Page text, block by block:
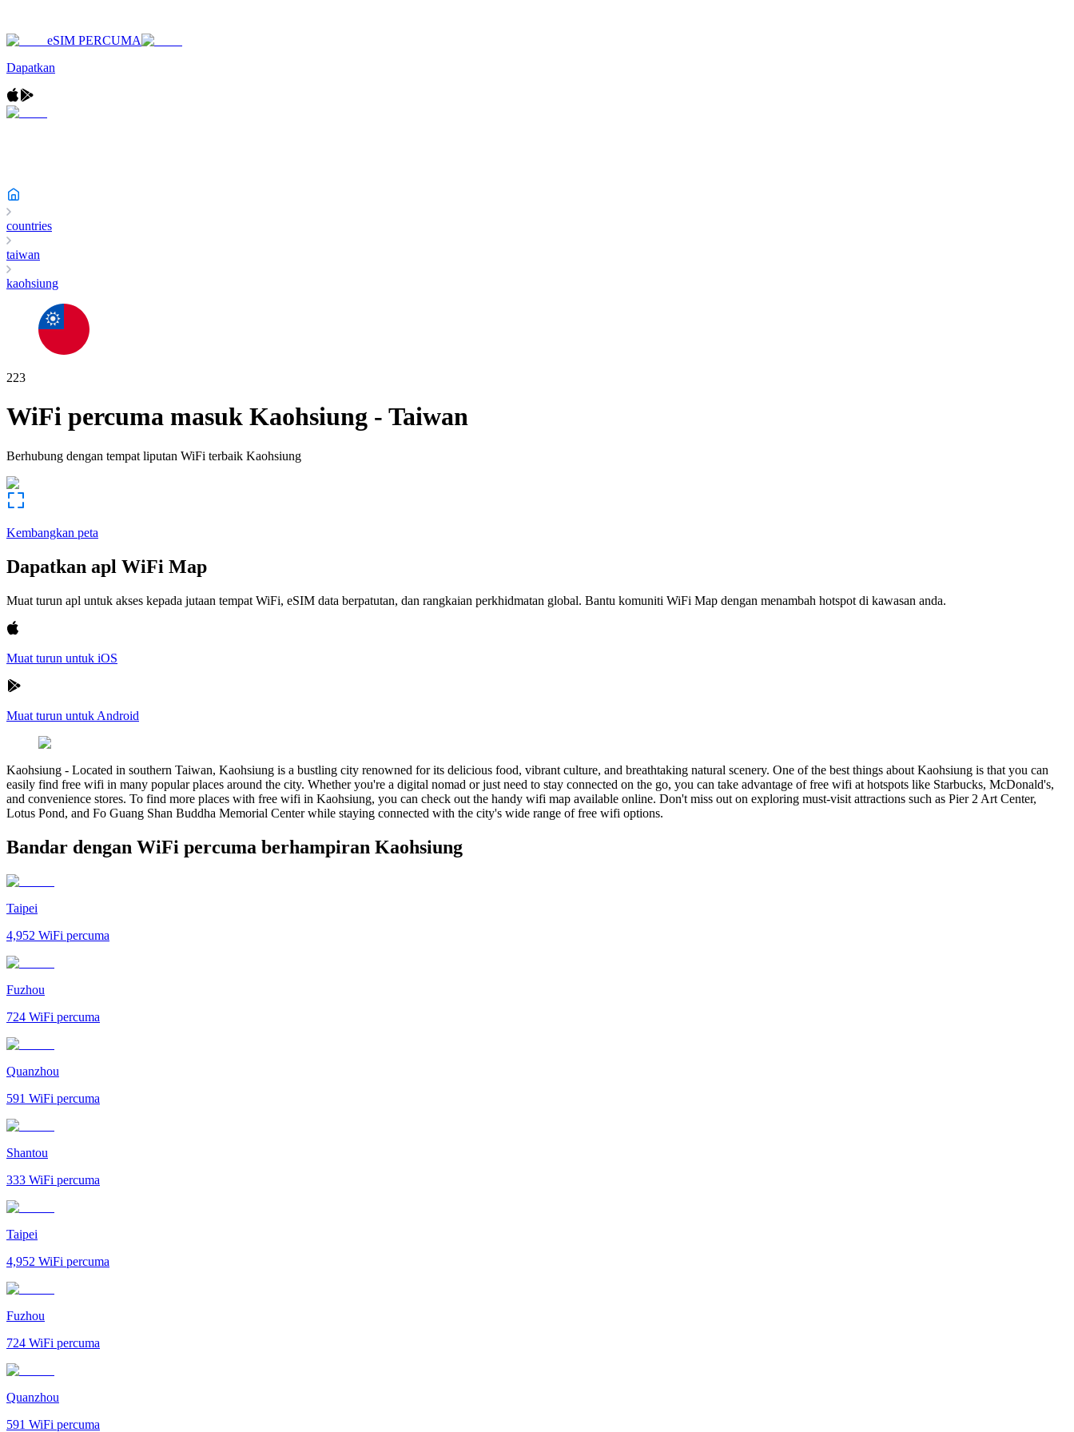
eSIM PERCUMA
Dapatkan
countries
taiwan
kaohsiung
223
WiFi percuma masuk Kaohsiung - Taiwan
Berhubung dengan tempat liputan WiFi terbaik Kaohsiung
Kembangkan peta
Dapatkan apl WiFi Map
Muat turun apl untuk akses kepada jutaan tempat WiFi, eSIM data berpatutan, dan rangkaian perkhidmatan global. Bantu komuniti WiFi Map dengan menambah hotspot di kawasan anda.
Muat turun untuk iOS
Muat turun untuk Android
Kaohsiung - Located in southern Taiwan, Kaohsiung is a bustling city renowned for its delicious food, vibrant culture, and breathtaking natural scenery. One of the best things about Kaohsiung is that you can
easily find free wifi in many popular places around the city. Whether you're a digital nomad or just need to stay connected on the go, you can take advantage of free wifi at hotspots like Starbucks, McDonald's,
and convenience stores. To find more places with free wifi in Kaohsiung, you can check out the handy wifi map available online. Don't miss out on exploring must-visit attractions such as Pier 2 Art Center,
Lotus Pond, and Fo Guang Shan Buddha Memorial Center while staying connected with the city's wide range of free wifi options.
Bandar dengan WiFi percuma berhampiran Kaohsiung
Taipei
4,952 WiFi percuma
Fuzhou
724 WiFi percuma
Quanzhou
591 WiFi percuma
Shantou
333 WiFi percuma
Taipei
4,952 WiFi percuma
Fuzhou
724 WiFi percuma
Quanzhou
591 WiFi percuma